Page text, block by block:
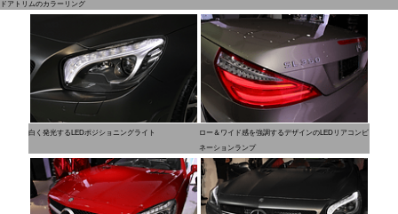
ドアトリムのカラーリング
白く発光するLEDポジショニングライト
ロー＆ワイド感を強調するデザインのLEDリアコンビ
ネーションランプ